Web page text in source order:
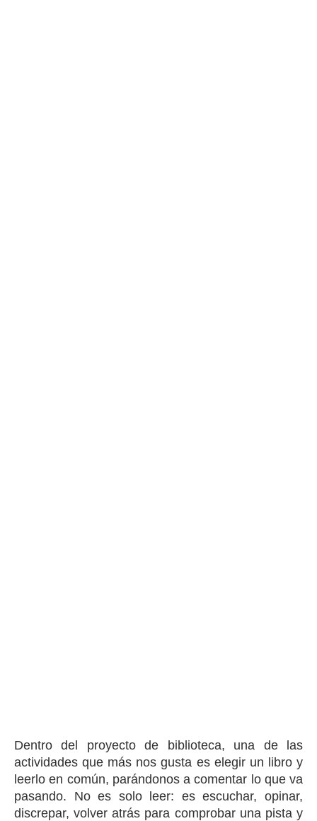
Dentro del proyecto de biblioteca, una de las
actividades que más nos gusta es elegir un libro y
leerlo en común, parándonos a comentar lo que va
pasando. No es solo leer: es escuchar, opinar,
discrepar, volver atrás para comprobar una pista y